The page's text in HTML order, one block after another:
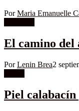
PorMaria Emanuelle
El camino del
PorLenin Brea2
Piel calabacín